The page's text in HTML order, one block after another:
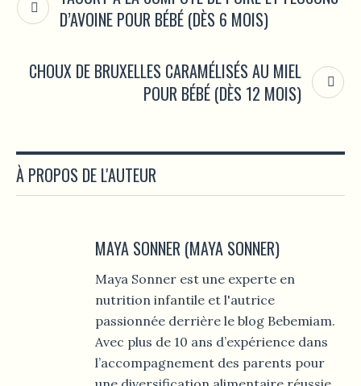
D’AVOINE POUR BÉBÉ (DÈS 6 MOIS)
CHOUX DE BRUXELLES CARAMÉLISÉS AU MIEL
POUR BÉBÉ (DÈS 12 MOIS)
À PROPOS DE L'AUTEUR
MAYA SONNER (MAYA SONNER)
Maya Sonner est une experte en
nutrition infantile et l'autrice
passionnée derrière le blog Bebemiam.
Avec plus de 10 ans d’expérience dans
l’accompagnement des parents pour